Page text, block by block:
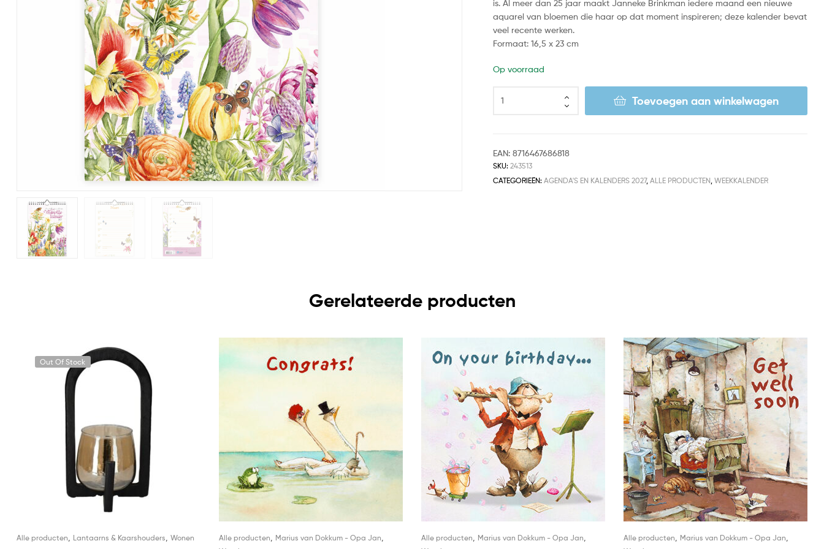
is. Al meer dan 25 jaar maakt Janneke Brinkman iedere maand een nieuwe
aquarel van bloemen die haar op dat moment inspireren; deze kalender bevat
veel recente werken.
Formaat: 16,5 x 23 cm
Op voorraad
Toevoegen aan winkelwagen
EAN:8716467686818
SKU:243513
CATEGORIEËN:AGENDA'S EN KALENDERS 2027,ALLE PRODUCTEN ,WEEKKALENDER
Gerelateerde producten
Out Of Stock
Alle producten, Lantaarns & Kaarshouders, Wonen Alle producten, Marius van Dokkum - Opa Jan, Alle producten, Marius van Dokkum - Opa Jan, Alle producten, Marius van Dokkum - Opa Jan,